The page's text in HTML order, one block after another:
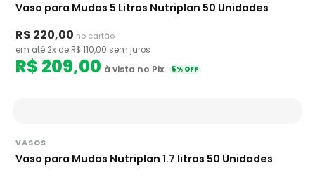
Vaso para Mudas 5 Litros Nutriplan 50 Unidades
R$ 220,00 no cartão
em até 2x de R$ 110,00 sem juros
R$ 209,00 à vista no Pix 5% OFF
VASOS
Vaso para Mudas Nutriplan 1.7 litros 50 Unidades